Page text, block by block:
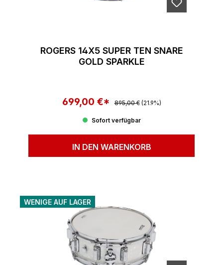
ROGERS 14X5 SUPER TEN SNARE
GOLD SPARKLE
Verkaufspreis:
699,00 €* Regulärer Preis:
895,00 € (21.9%)
Sofort verfügbar
IN DEN WARENKORB
WENIGE AUF LAGER